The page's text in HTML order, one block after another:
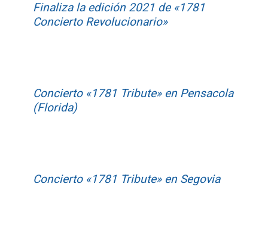
Finaliza la edición 2021 de «1781
Concierto Revolucionario»
Concierto «1781 Tribute» en Pensacola
(Florida)
Concierto «1781 Tribute» en Segovia